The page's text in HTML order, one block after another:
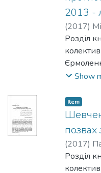
2013 -
(2017)
Розділ
упоряд.
Show
Item
позвах
(2017)
Розділ